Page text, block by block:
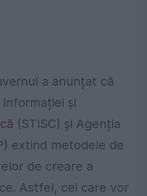
a anunțat că
și
(STISC) și Agenția
extind metodele de
de creare a
Astfel, cei care vor